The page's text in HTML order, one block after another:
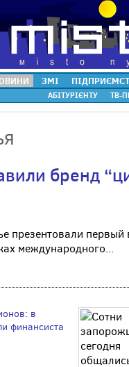
ЗМІ
АБІТУРІЄНТУ ТВ-
бренд
презентовали
международного...
в
финансиста